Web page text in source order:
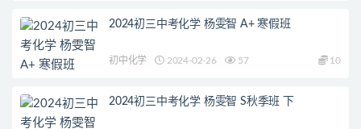
2024初三中考化学 杨雯智 A+ 寒假班
初中化学 2024-02-26 57 10
2024初三中考化学 杨雯智 S秋季班 下